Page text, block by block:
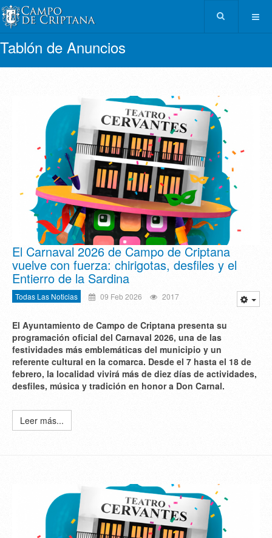
Tablón de Anuncios
El Carnaval 2026 de Campo de Criptana
vuelve con fuerza: chirigotas, desfiles y el
Entierro de la Sardina
Todas Las Noticias 09 Feb 2026 2017
El Ayuntamiento de Campo de Criptana presenta su
programación oficial del Carnaval 2026, una de las
festividades más emblemáticas del municipio y un
referente cultural en la comarca. Desde el 7 hasta el 18 de
febrero, la localidad vivirá más de diez días de actividades,
desfiles, música y tradición en honor a Don Carnal.
Leer más...